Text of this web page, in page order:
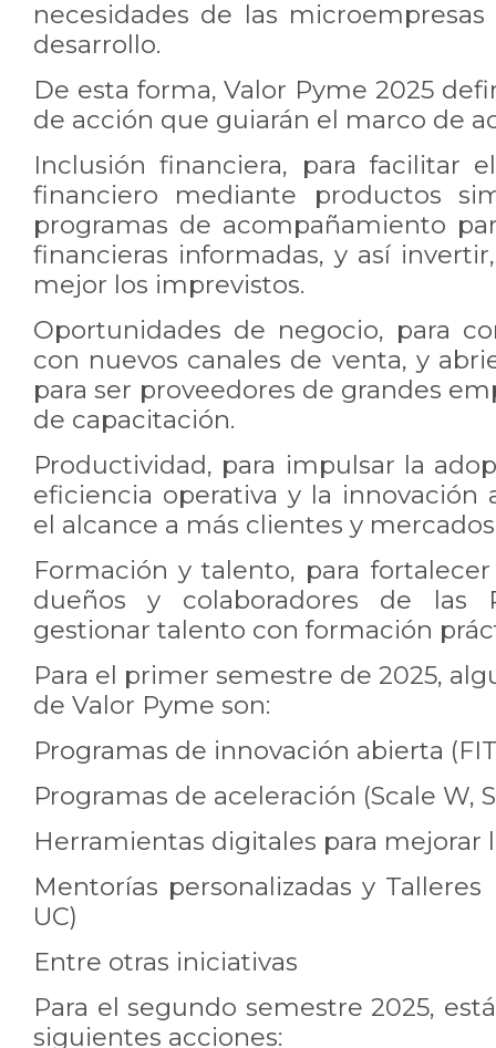
necesidades de las
desarrollo.
De esta forma, Valor Pyme 2025
de acción que guiarán el marco de
Inclusión financiera, para facilitar
financiero mediante productos
programas de acompañamiento
financieras informadas, y así
mejor los imprevistos.
Oportunidades de negocio, para
con nuevos canales de venta, y
para ser proveedores de grandes
de capacitación.
Productividad, para impulsar la
eficiencia operativa y la innovación
el alcance a más clientes y
Formación y talento, para
dueños y colaboradores de las
gestionar talento con formación
Para el primer semestre de 2025,
de Valor Pyme son:
Programas de innovación abierta
Programas de aceleración (Scale W,
Herramientas digitales para mejorar
Mentorías personalizadas y
UC)
Entre otras iniciativas
Para el segundo semestre 2025,
siguientes acciones: